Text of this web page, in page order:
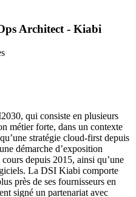
Architect - Kiabi
qui consiste en plusieurs
métier forte, dans un contexte
stratégie cloud-first depuis
démarche d’exposition
depuis 2015, ainsi qu’une
La DSI Kiabi comporte
près de ses fournisseurs en
signé un partenariat avec